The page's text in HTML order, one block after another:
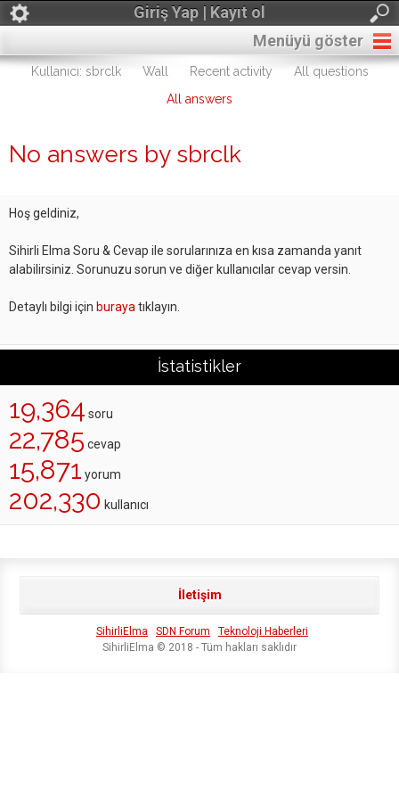
Giriş Yap | Kayıt ol
Menüyü göster
Kullanıcı: sbrclk Wall Recent activity
All questions
All answers
No answers by sbrclk
Hoş geldiniz,
Sihirli Elma Soru & Cevap ile sorularınıza en kısa zamanda yanıt
alabilirsiniz. Sorunuzu sorun ve diğer kullanıcılar cevap versin.
Detaylı bilgi için buraya tıklayın.
İstatistikler
19,364 soru
22,785 cevap
15,871 yorum
202,330 kullanıcı
İletişim
SihirliElma SDN Forum
Teknoloji Haberleri
SihirliElma © 2018 - Tüm hakları saklıdır